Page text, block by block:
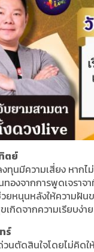
ตย์
งทุนมีความเสี่ยง หาก
ทองจากการพูดเจราจ
ยหนุนหลังให้ความฝัน
เกิดจากความเรียบง่
ร์
วนตัดสินใจโดยไม่คิด